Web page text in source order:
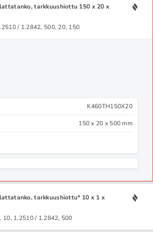
tarkkuushiottu 150 x 20 x
/ 1.2842, 500, 20, 150
K460TH150X20
150 x 20 x 500 mm
tarkkuushiottu* 10 x 1 x
10, 1.2510 / 1.2842, 500